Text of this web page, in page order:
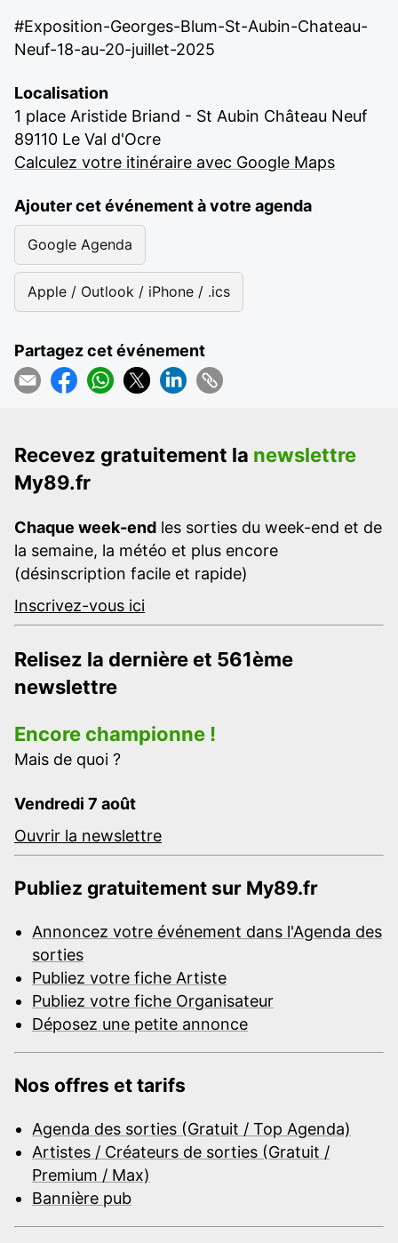
#Exposition-Georges-Blum-St-Aubin-Chateau-
Neuf-18-au-20-juillet-2025
Localisation
1 place Aristide Briand - St Aubin Château Neuf
89110 Le Val d'Ocre
Calculez votre itinéraire avec Google Maps
Ajouter cet événement à votre agenda
Google Agenda
Apple / Outlook / iPhone / .ics
Partagez cet événement
Recevez gratuitement la newslettre
My89.fr
Chaque week-end les sorties du week-end et de
la semaine, la météo et plus encore
(désinscription facile et rapide)
Inscrivez-vous ici
Relisez la dernière et 561ème
newslettre
Encore championne !
Mais de quoi ?
Vendredi 7 août
Ouvrir la newslettre
Publiez gratuitement sur My89.fr
Annoncez votre événement dans l'Agenda des
sorties
Publiez votre fiche Artiste
Publiez votre fiche Organisateur
Déposez une petite annonce
Nos offres et tarifs
Agenda des sorties (Gratuit / Top Agenda)
Artistes / Créateurs de sorties (Gratuit /
Premium / Max)
Bannière pub